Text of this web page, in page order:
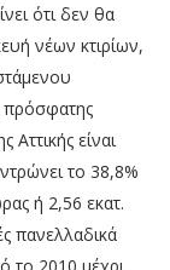
ότι δεν θα
νέων κτιρίων,
πρόσφατης
Αττικής είναι
το 38,8%
ή 2,56 εκατ.
πανελλαδικά
το 2010 µέχρι